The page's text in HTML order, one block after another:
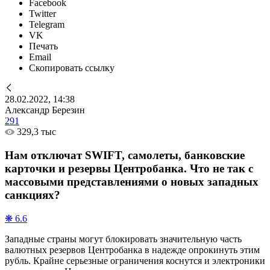
Facebook
Twitter
Telegram
VK
Печать
Email
Скопировать ссылку
28.02.2022, 14:38
Александр Березин
291
329,3 тыс
Нам отключат SWIFT, самолеты, банковские
карточки и резервы Центробанка. Что не так с
массовыми представлениями о новых западных
санкциях?
❋ 6.6
Западные страны могут блокировать значительную часть
валютных резервов Центробанка в надежде опрокинуть этим
рубль. Крайне серьезные ограничения коснутся и электроники